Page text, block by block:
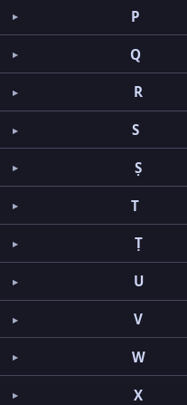
P
Q
R
S
Ṣ
T
Ṭ
U
V
W
X